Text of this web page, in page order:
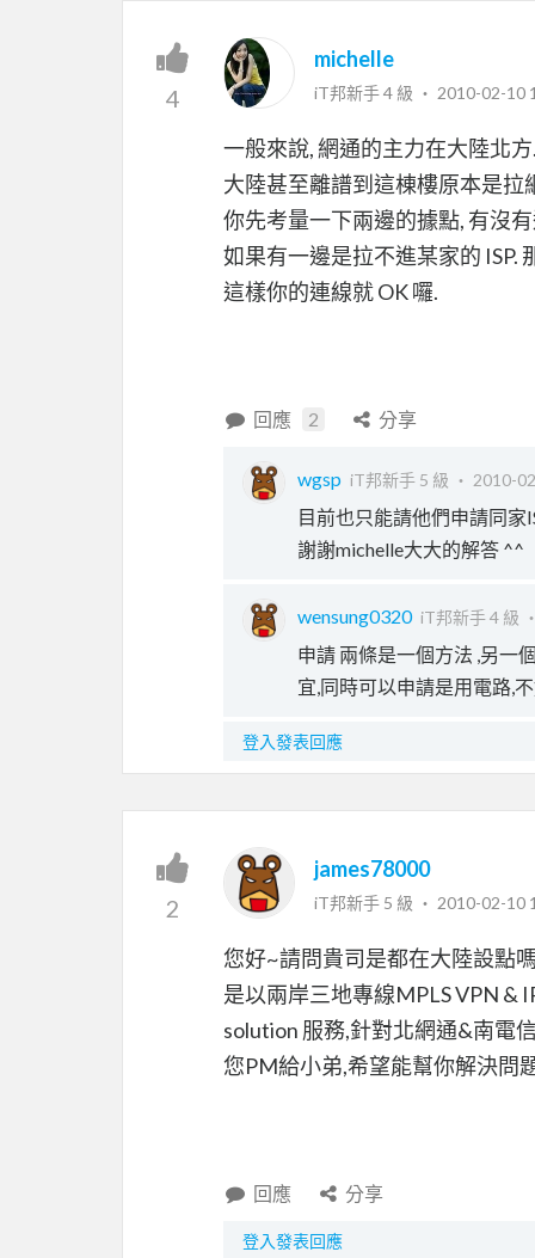
4
michelle
iT邦新手 4 級 ‧ 2010-02-10
一般來說, 網通的主力在大陸北
大陸甚至離譜到這棟樓原本是拉
你先考量一下兩邊的據點, 有沒
如果有一邊是拉不進某家的 ISP.
這樣你的連線就 OK 囉.
回應 2 分享
wgsp iT邦新手 5 級 ‧ 2010-
目前也只能請他們申請同家
謝謝michelle大大的解答 ^^
wensung0320 iT邦新手 4 級
申請 兩條是一個方法 ,另一
宜,同時可以申請是用電路,
登入發表回應
2
james78000
iT邦新手 5 級 ‧ 2010-02-10
您好~請問貴司是都在大陸設點
是以兩岸三地專線MPLS VPN &
solution 服務,針對北網通&南電
您PM給小弟,希望能幫你解決問
回應 分享
登入發表回應